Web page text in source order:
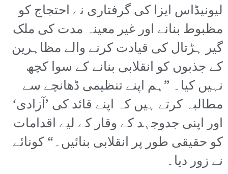
لیونیڈاس ایزا کی گرفتاری نے احتجاج کو
مظبوط بنانے اور غیر معینہ مدت کی ملک
گیر ہڑتال کی قیادت کرنے والے مظاہرین
کے جذبوں کو انقلابی بنانے کے سوا کچھ
نہیں کیا۔ ”ہم اپنے تنظیمی ڈھانچے سے
مطالبہ کرتے ہیں کہ اپنے قائد کی ’آزادی‘
اور اپنی جدوجہد کے وقار کے لیے اقدامات
کو حقیقی طور پر انقلابی بنائیں۔“ کونائے
نے زور دیا۔